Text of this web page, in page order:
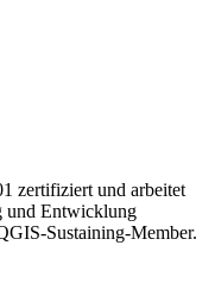
zertifiziert und arbeitet
und Entwicklung
Sustaining-Member.